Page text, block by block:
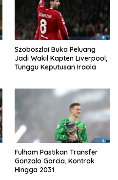
Szoboszlai Buka Peluang
Jadi Wakil Kapten Liverpool,
Tunggu Keputusan Iraola
Fulham Pastikan Transfer
Gonzalo Garcia, Kontrak
Hingga 2031